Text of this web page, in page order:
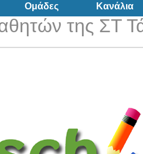
Ομάδες Κανάλια
της ΣΤ